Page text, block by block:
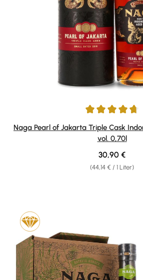
Durchschnittliche Bewertung von 4.71
Naga Pearl of Jakarta Triple Cask
vol. 0,70l
(44,14 € / 1 Liter)
Regulärer
30,90 €